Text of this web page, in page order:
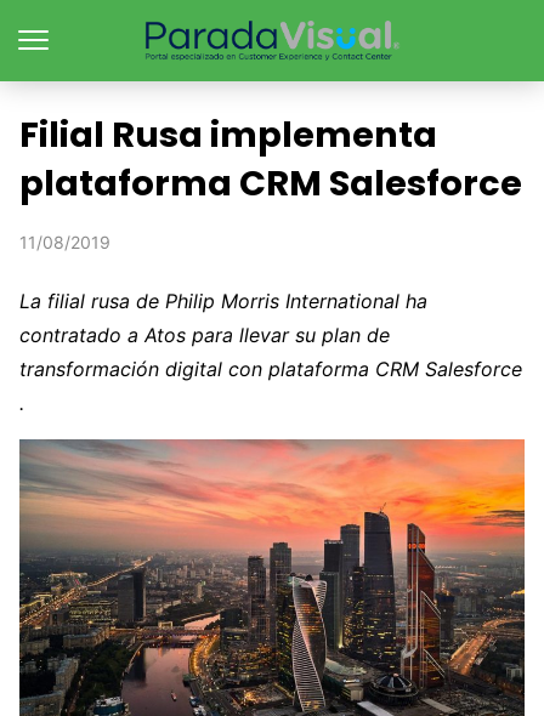
Filial Rusa implementa
plataforma CRM Salesforce
11/08/2019
La filial rusa de Philip Morris International ha
contratado a Atos para llevar su plan de
transformación digital con plataforma CRM Salesforce
.